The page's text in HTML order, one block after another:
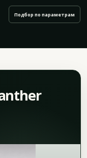
Подбор по параметрам